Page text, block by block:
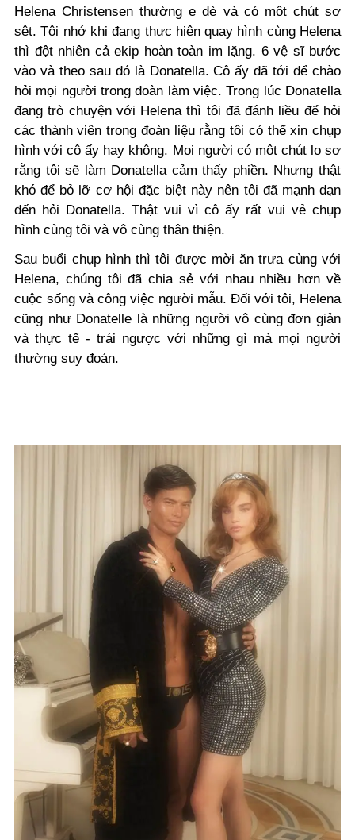
Helena Christensen thường e dè và có một chút sợ
sệt. Tôi nhớ khi đang thực hiện quay hình cùng Helena
thì đột nhiên cả ekip hoàn toàn im lặng. 6 vệ sĩ bước
vào và theo sau đó là Donatella. Cô ấy đã tới để chào
hỏi mọi người trong đoàn làm việc. Trong lúc Donatella
đang trò chuyện với Helena thì tôi đã đánh liều để hỏi
các thành viên trong đoàn liệu rằng tôi có thể xin chụp
hình với cô ấy hay không. Mọi người có một chút lo sợ
rằng tôi sẽ làm Donatella cảm thấy phiền. Nhưng thật
khó để bỏ lỡ cơ hội đặc biệt này nên tôi đã mạnh dạn
đến hỏi Donatella. Thật vui vì cô ấy rất vui vẻ chụp
hình cùng tôi và vô cùng thân thiện.
Sau buổi chụp hình thì tôi được mời ăn trưa cùng với
Helena, chúng tôi đã chia sẻ với nhau nhiều hơn về
cuộc sống và công việc người mẫu. Đối với tôi, Helena
cũng như Donatelle là những người vô cùng đơn giản
và thực tế - trái ngược với những gì mà mọi người
thường suy đoán.